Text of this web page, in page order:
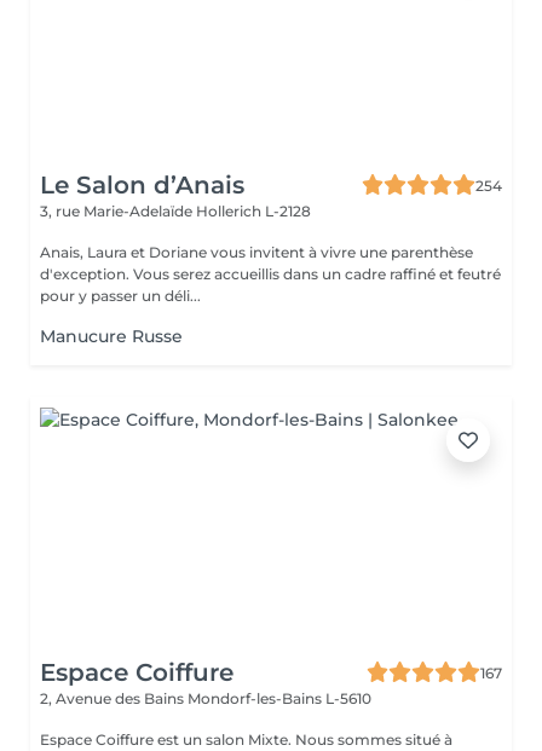
Le Salon d’Anais
254
3, rue Marie-Adelaïde Hollerich L-2128
Anais, Laura et Doriane vous invitent à vivre une parenthèse
d'exception. Vous serez accueillis dans un cadre raffiné et feutré
pour y passer un déli...
Manucure Russe
Espace Coiffure
167
2, Avenue des Bains Mondorf-les-Bains L-5610
Espace Coiffure est un salon Mixte. Nous sommes situé à